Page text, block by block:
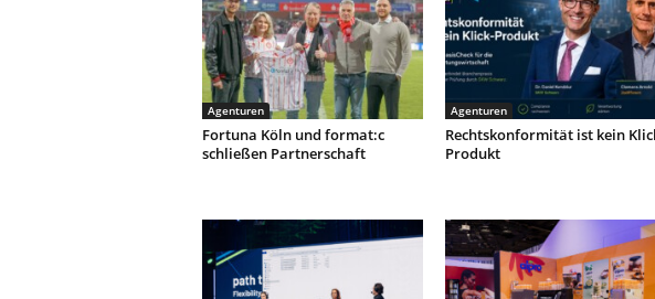
Agenturen
Fortuna Köln und format:c
schließen Partnerschaft
Agenturen
Rechtskonformität ist kein
Produkt